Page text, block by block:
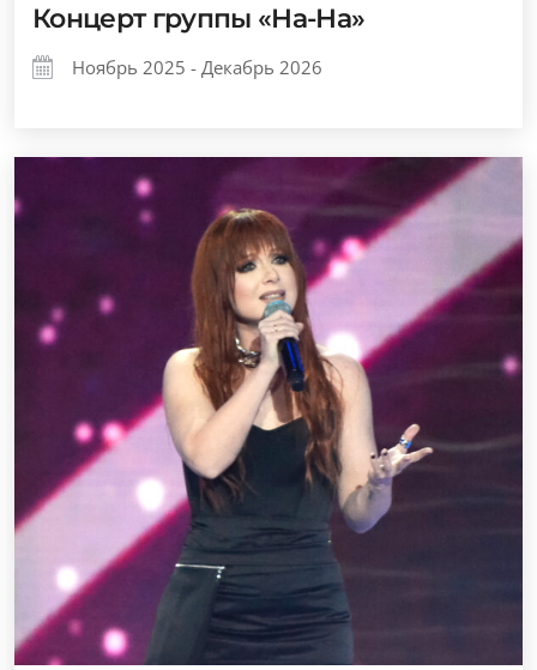
Концерт группы «На-На»
Ноябрь 2025 - Декабрь 2026